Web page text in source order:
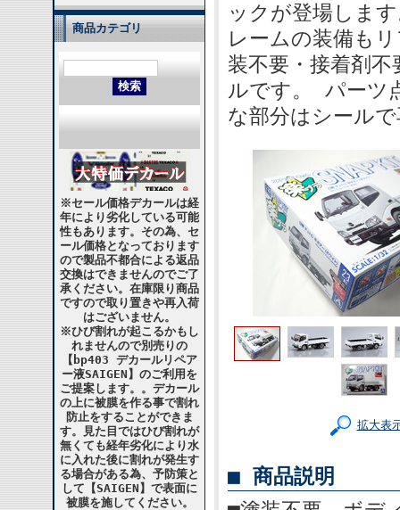
商品カテゴリ
※セール価格デカールは経
年により劣化している可能
性もあります。その為、セ
ール価格となっております
ので製品不都合による返品
交換はできませんのでご了
承ください。在庫限り商品
ですので取り置きや再入荷
はございません。
※ひび割れが起こるかもし
れませんので別売りの
【bp403 デカールリペア
ー液SAIGEN】のご利用を
ご提案します。。デカール
の上に被膜を作る事で割れ
防止をすることができま
す。見た目ではひび割れが
無くても経年劣化により水
に入れた後に割れが発生す
る場合がある為、予防策と
して【SAIGEN】で表面に
被膜を施してください。
ックが登場しま
レームの装備も
装不要・接着剤
ルです。 パーツ
な部分はシール
拡大表
■ 商品説明